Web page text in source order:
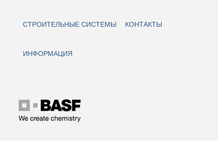
СТРОИТЕЛЬНЫЕ СИСТЕМЫ КОНТАКТЫ
ИНФОРМАЦИЯ